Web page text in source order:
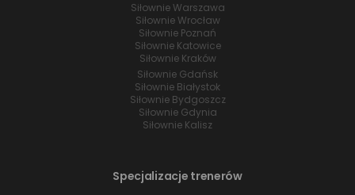
Siłownie Warszawa
Siłownie Wrocław
Siłownie Poznań
Siłownie Katowice
Siłownie Kraków
Siłownie Gdańsk
Siłownie Białystok
Siłownie Bydgoszcz
Siłownie Gdynia
Siłownie Kalisz
Specjalizacje trenerów